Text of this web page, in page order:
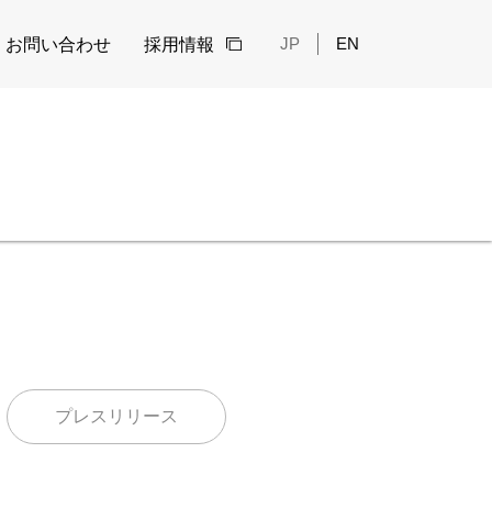
お問い合わせ 採用情報 JP EN
プレスリリース